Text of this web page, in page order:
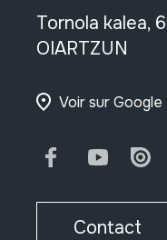
Tornola kalea,
OIARTZUN
Voir sur Google
Facebook
Contact